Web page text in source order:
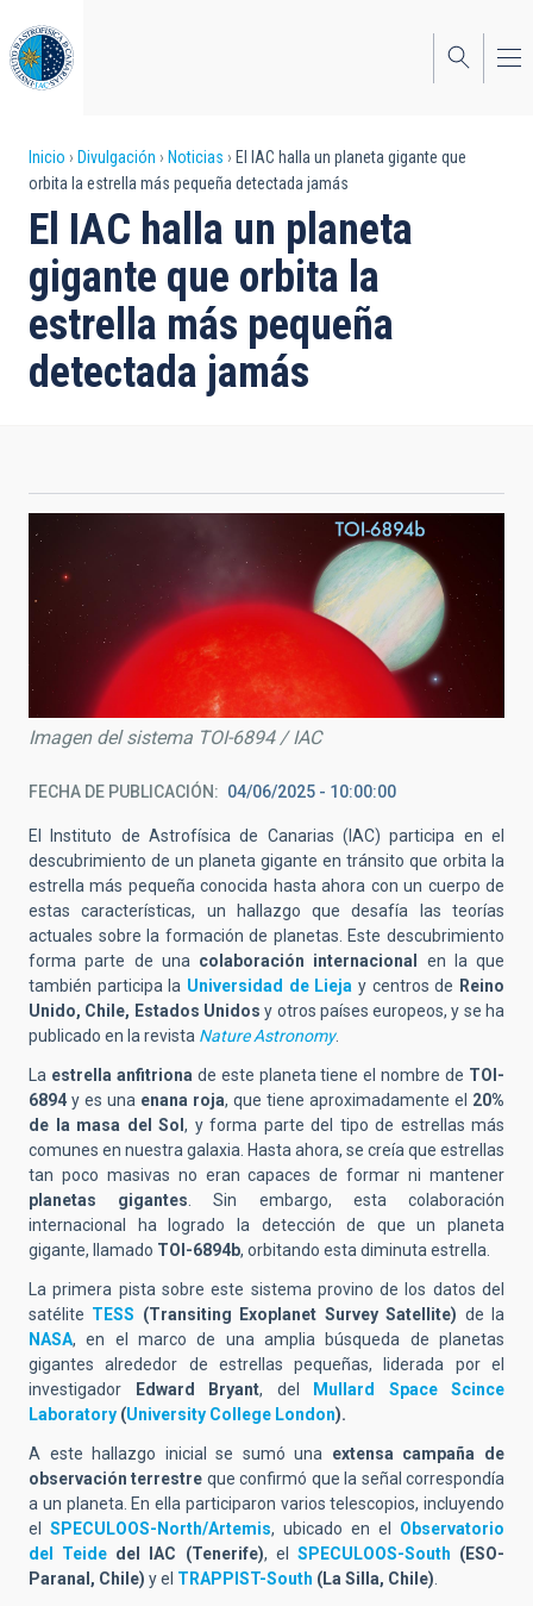
al
contenido
principal
Sobrescribir
enlaces
de
ayuda
a
la
Inicio Divulgación Noticias
El IAC halla un planeta gigante que
orbita la estrella más pequeña detectada jamás
El IAC halla un planeta
gigante que orbita la
estrella más pequeña
detectada jamás
Imagen del sistema TOI-6894 / IAC
FECHA DE PUBLICACIÓN 04/06/2025 - 10:00:00
El Instituto de Astrofísica de Canarias (IAC) participa en el
descubrimiento de un planeta gigante en tránsito que orbita la
estrella más pequeña conocida hasta ahora con un cuerpo de
estas características, un hallazgo que desafía las teorías
actuales sobre la formación de planetas. Este descubrimiento
forma parte de una colaboración internacional en la que
también participa la Universidad de Lieja y centros de Reino
Unido, Chile, Estados Unidos y otros países europeos, y se ha
publicado en la revista Nature Astronomy.
La estrella anfitriona de este planeta tiene el nombre de TOI-
6894 y es una enana roja, que tiene aproximadamente el 20%
de la masa del Sol, y forma parte del tipo de estrellas más
comunes en nuestra galaxia. Hasta ahora, se creía que estrellas
tan poco masivas no eran capaces de formar ni mantener
planetas gigantes . Sin embargo, esta colaboración
internacional ha logrado la detección de que un planeta
gigante, llamado TOI-6894b, orbitando esta diminuta estrella.
La primera pista sobre este sistema provino de los datos del
satélite TESS (Transiting Exoplanet Survey Satellite) de la
NASA, en el marco de una amplia búsqueda de planetas
gigantes alrededor de estrellas pequeñas, liderada por el
investigador Edward Bryant, del Mullard Space Scince
Laboratory (University College London).
A este hallazgo inicial se sumó una extensa campaña de
observación terrestre que confirmó que la señal correspondía
a un planeta. En ella participaron varios telescopios, incluyendo
el SPECULOOS-North/Artemis, ubicado en el Observatorio
del Teide del IAC (Tenerife), el SPECULOOS-South (ESO-
Paranal, Chile) y el TRAPPIST-South (La Silla, Chile)